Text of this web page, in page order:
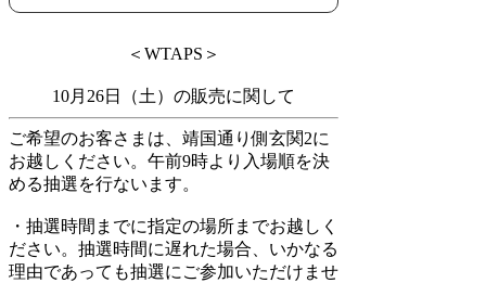
＜WTAPS＞
10月26日（土）の販売に関して
ご希望のお客さまは、靖国通り側玄関2に
お越しください。午前9時より入場順を決
める抽選を行ないます。
・抽選時間までに指定の場所までお越しく
ださい。抽選時間に遅れた場合、いかなる
理由であっても抽選にご参加いただけませ